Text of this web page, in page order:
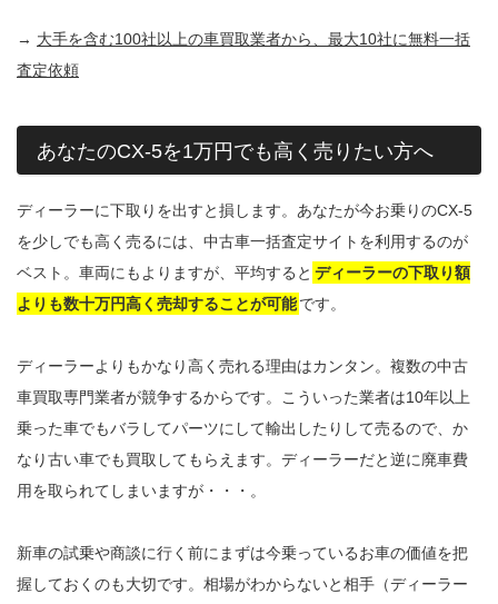
→ 大手を含む100社以上の車買取業者から、最大10社に無料一括
査定依頼
あなたのCX-5を1万円でも高く売りたい方へ
ディーラーに下取りを出すと損します。あなたが今お乗りのCX-5
を少しでも高く売るには、中古車一括査定サイトを利用するのが
ベスト。車両にもよりますが、平均すると ディーラーの下取り額
よりも数十万円高く売却することが可能です。
ディーラーよりもかなり高く売れる理由はカンタン。複数の中古
車買取専門業者が競争するからです。こういった業者は10年以上
乗った車でもバラしてパーツにして輸出したりして売るので、か
なり古い車でも買取してもらえます。ディーラーだと逆に廃車費
用を取られてしまいますが・・・。
新車の試乗や商談に行く前にまずは今乗っているお車の価値を把
握しておくのも大切です。相場がわからないと相手（ディーラー